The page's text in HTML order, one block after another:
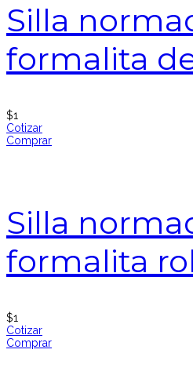
Silla
formalita
$1
Cotizar
Comprar
Silla
formalita
$1
Cotizar
Comprar